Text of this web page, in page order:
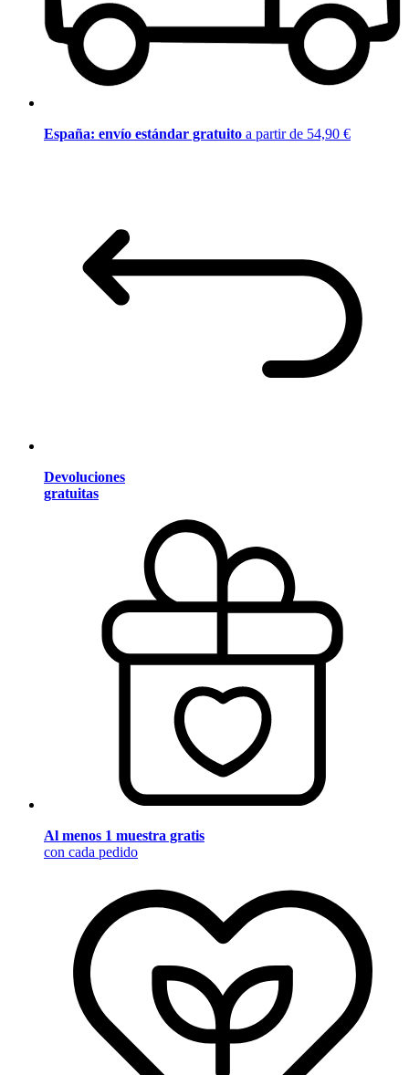
España: envío estándar gratuito a partir de 54,90 €
Devoluciones
gratuitas
Al menos 1 muestra gratis
con cada pedido